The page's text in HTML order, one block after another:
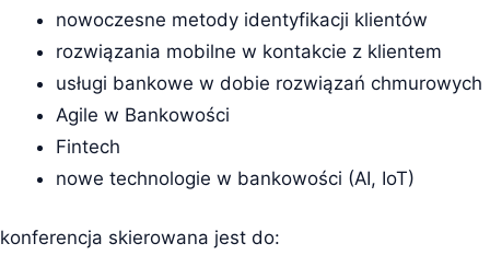
nowoczesne metody identyfikacji klientów
rozwiązania mobilne w kontakcie z klientem
usługi bankowe w dobie rozwiązań chmurowych
Agile w Bankowości
Fintech
nowe technologie w bankowości (AI, IoT)
konferencja skierowana jest do: